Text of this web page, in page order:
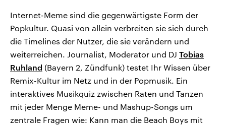
Audio-Archiv
Internet-Meme sind die gegenwärtigste Form der
Popkultur. Quasi von allein verbreiten sie sich durch
die Timelines der Nutzer, die sie verändern und
weiterreichen. Journalist, Moderator und DJ Tobias
Ruhland (Bayern 2, Zündfunk) testet Ihr Wissen über
Remix-Kultur im Netz und in der Popmusik. Ein
interaktives Musikquiz zwischen Raten und Tanzen
mit jeder Menge Meme- und Mashup-Songs um
zentrale Fragen wie: Kann man die Beach Boys mit